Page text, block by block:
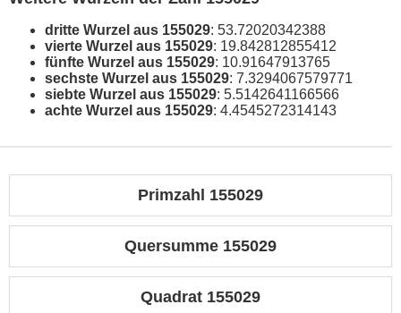
dritte Wurzel aus 155029: 53.72020342388
vierte Wurzel aus 155029: 19.842812855412
fünfte Wurzel aus 155029: 10.91647913765
sechste Wurzel aus 155029: 7.3294067579771
siebte Wurzel aus 155029: 5.5142641166566
achte Wurzel aus 155029: 4.4545272314143
Primzahl 155029
Quersumme 155029
Quadrat 155029